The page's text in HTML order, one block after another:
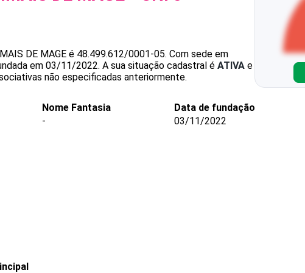
DE MAGE é 48.499.612/0001-05. Com sede em
em 03/11/2022. A sua situação cadastral é ATIVA e
não especificadas anteriormente.
Nome Fantasia
-
Data de fundação
03/11/2022